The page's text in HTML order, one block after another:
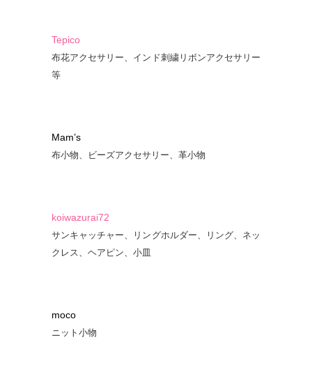
Tepico
布花アクセサリー、インド刺繍リボンアクセサリー
等
Mam’s
布小物、ビーズアクセサリー、革小物
koiwazurai72
サンキャッチャー、リングホルダー、リング、ネッ
クレス、ヘアピン、小皿
moco
ニット小物